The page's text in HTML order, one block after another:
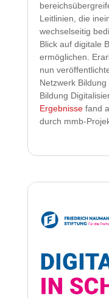
Leitlinien, die
wechselseitig
Blick auf digitale
ermöglichen.
nun
Netzwerk
Bildung
Ergebnissefand
durch mmb-